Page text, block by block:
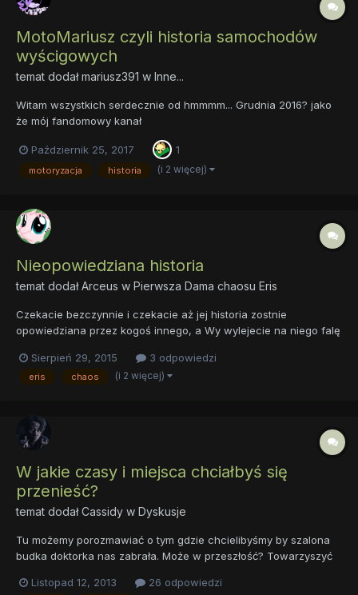
MotoMariusz czyli historia samochodów
wyścigowych
temat dodałmariusz391 w Inne...
Witam wszystkich serdecznie od hmmmm... Grudnia 2016? jako
że mój fandomowy kanał
leży i czeka sobie na lepsze czasy, ponieważ postanowiłem
zająć się wreszcie czymś ,,poważniejszym'', chciałem pokazać
Październik 25, 2017 1
motoryzacja historia (i 2 więcej)
Nieopowiedziana historia
temat dodałArceus w Pierwsza Dama chaosu Eris
Czekacie bezczynnie i czekacie aż jej historia zostnie
opowiedziana przez kogoś innego, a Wy wylejecie na niego falę
zobaczycie wszystko o Eris. Chcecie poznać prawdę o postaci,
o które wika pisze dwie litery (OC)? Hahaha nie tak prędko. Hist...
Sierpień 29, 2015 3 odpowiedzi
eris chaos (i 2 więcej)
W jakie czasy i miejsca chciałbyś się
przenieść?
temat dodałCassidy w Dyskusje
Tu możemy porozmawiać o tym gdzie chcielibyśmy by szalona
budka doktorka nas zabrała. Może w przeszłość? Towarzyszyć
latające auta. O tym wszystkim i niczym możemy porozmawiać
Listopad 12, 2013 26 odpowiedzi